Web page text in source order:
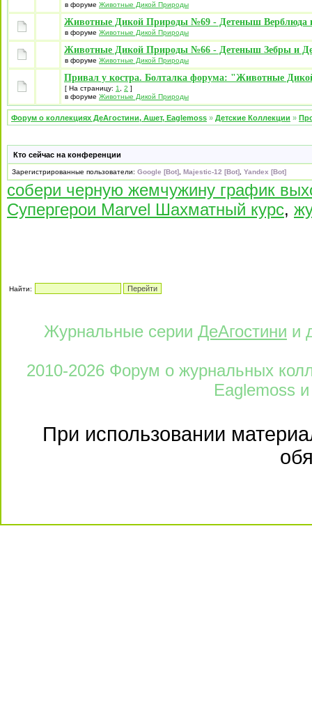
в форуме Животные Дикой Природы
Животные Дикой Природы №69 - Детеныш Верблюда
в форуме Животные Дикой Природы
Животные Дикой Природы №66 - Детеныш Зебры и
в форуме Животные Дикой Природы
Привал у костра. Болталка форума: "Животные
[ На страницу: 1 2 ]
в форуме Животные Дикой Природы
Форум о коллекциях ДеАгостини, Ашет, Eaglemoss » Детские Коллекции »
Кто сейчас на конференции
Зарегистрированные пользователи: Google [Bot] Majestic-12 [Bot] Yandex [Bot]
собери черную жемчужину график
Супергерои Marvel Шахматный курс,
Найти:
Журнальные серии ДеАгостини и
2010-2026 Форум о журнальных
Eaglemoss и
При использовании